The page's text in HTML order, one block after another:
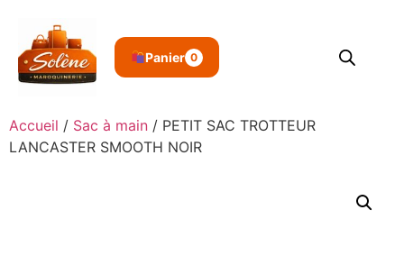
Panier 0
Accueil / Sac à main / PETIT SAC TROTTEUR
LANCASTER SMOOTH NOIR